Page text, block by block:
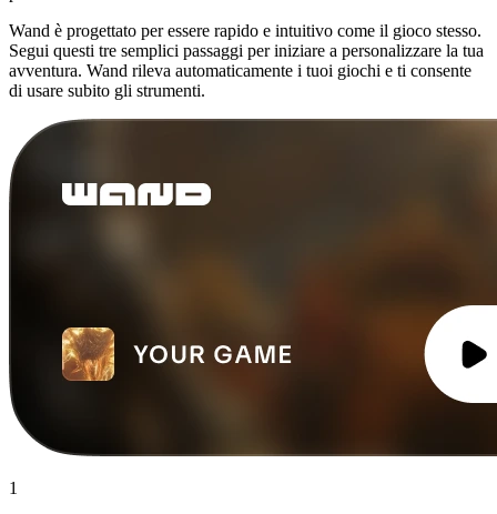
Wand è progettato per essere rapido e intuitivo come il gioco stesso.
Segui questi tre semplici passaggi per iniziare a personalizzare la tua
avventura. Wand rileva automaticamente i tuoi giochi e ti consente
di usare subito gli strumenti.
1